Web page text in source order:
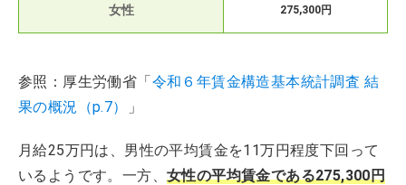
女性 275,300円
参照：厚生労働省「令和６年賃金構造基本統計調査 結
果の概況（p.7）
」
月給25万円は、男性の平均賃金を11万円程度下回って
いるようです。一方、 女性の平均賃金である275,300円